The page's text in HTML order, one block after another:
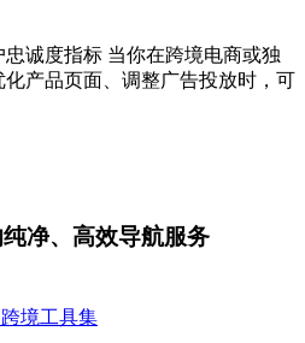
诚度指标 当你在跨境电商或独
产品页面、调整广告投放时，可
净、高效导航服务
跨境工具集